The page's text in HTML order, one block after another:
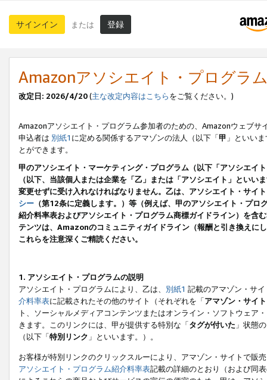
サインイン または 登録
Amazonアソシエイト・プログラ
改定日: 2026/4/20(主な改定内容はこちらをご覧ください。)
Amazonアソシエイト・プログラム参加者のための、Amazonウェブサ
申込者は 別紙1 に定める関係するアマゾンの法人（以下「甲 」といい
とができます。
甲のアソシエイト・マーケティング・プログラム（以下「アソシエイ
（以下、当該個人または企業を「乙」または「アソシエイト」とい
変更せずに受け入れなければなりません。乙は、アソシエイト・サイ
シー （第12条に定義します。）等（例えば、甲のアソシエイト・プ
紹介料率表およびアソシエイト・プログラム商標ガイドライン）を
テンツは、Amazonのコミュニティガイドライン（報酬と引き換えに
これらを注意深くご精読ください。
1. アソシエイト・プログラムの説明
アソシエイト・プログラムにより、乙は、 別紙1 記載のアマゾン・サ
介料率表に記載されたその他のサイト（それぞれを「アマゾン・サイト
ト、ソーシャルメディアコンテンツまたはオンライン・ソフトウェア
きます。このリンクには、甲が提供する特別な「タグが付いた 」状態
（以下「特別リンク 」といいます。）。
お客様が特別リンクのクリックスルーにより、アマゾン・サイトで販
アソシエイト・プログラム紹介料率表記載の詳細のとおり（および同